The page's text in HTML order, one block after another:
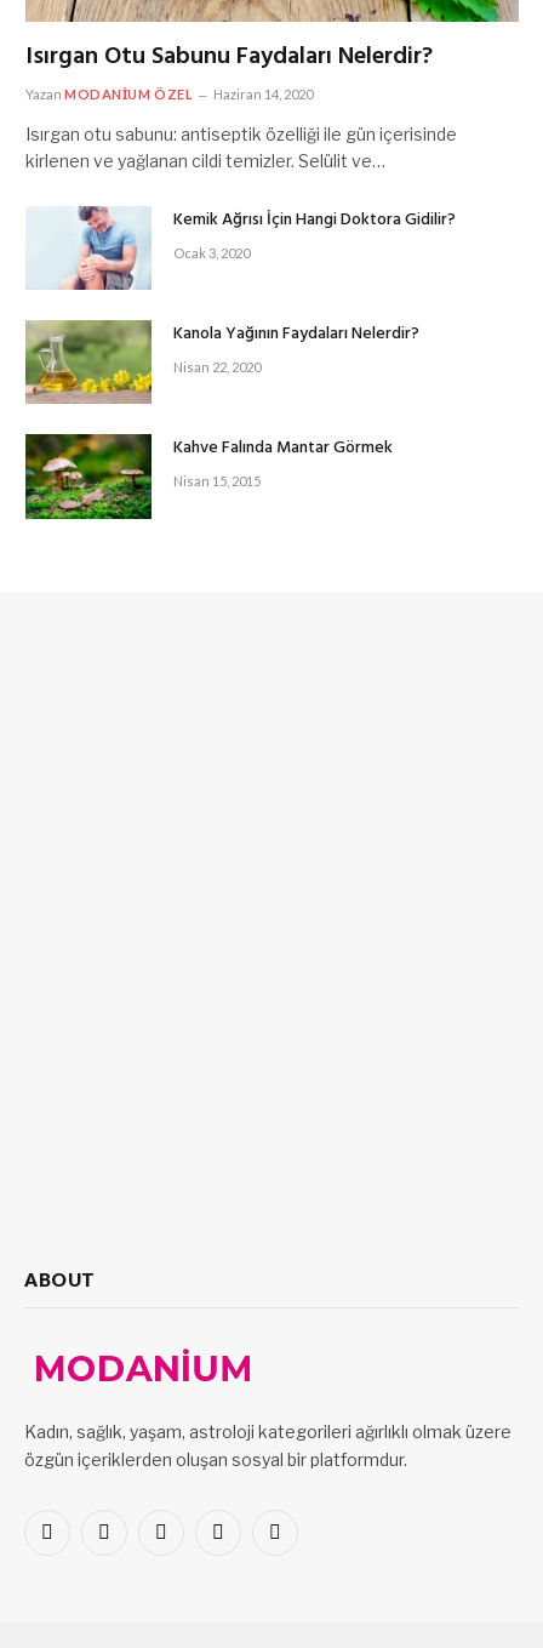
Isırgan Otu Sabunu Faydaları Nelerdir?
Yazan MODANIUM ÖZEL Haziran 14, 2020
Isırgan otu sabunu: antiseptik özelliği ile gün içerisinde
kirlenen ve yağlanan cildi temizler. Selülit ve…
Kemik Ağrısı İçin Hangi Doktora Gidilir?
Ocak 3, 2020
Kanola Yağının Faydaları Nelerdir?
Nisan 22, 2020
Kahve Falında Mantar Görmek
Nisan 15, 2015
ABOUT
Kadın, sağlık, yaşam, astroloji kategorileri ağırlıklı olmak üzere
özgün içeriklerden oluşan sosyal bir platformdur.
Facebook
X
PinterestLinkedInVKontakte